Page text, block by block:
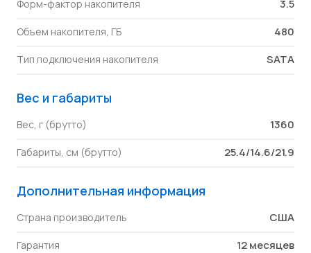
Форм-фактор накопителя 3.5
Объем накопителя, ГБ 480
Тип подключения накопителя SATA
Вес и габариты
Вес, г (брутто) 1360
Габариты, см (брутто) 25.4/14.6/21.9
Дополнительная информация
Страна производитель США
Гарантия 12 месяцев